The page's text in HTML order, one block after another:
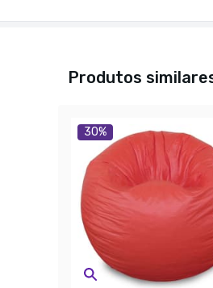
Produtos
30%